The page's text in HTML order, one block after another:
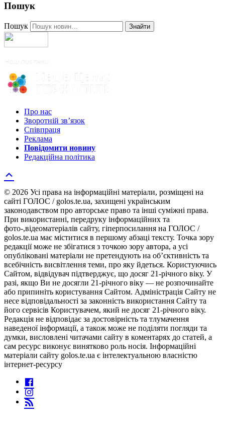
Пошук
Пошук Знайти
Про нас
Зворотній зв’язок
Співпраця
Реклама
Повідомити новину
Редакційна політика
© 2026 Усі права на інформаційні матеріали, розміщені на
сайті ГОЛОС / golos.te.ua, захищені українським
законодавством про авторське право та інші суміжні права.
При використанні, передруку інформаційних та
фото-,відеоматеріалів сайту, гіперпосилання на ГОЛОС /
golos.te.ua має міститися в першому абзаці тексту. Точка зору
редакції може не збігатися з точкою зору автора, а усі
опубліковані матеріали не претендують на об’єктивність та
всебічність висвітлення теми, про яку йдеться. Користуючись
Сайтом, відвідувач підтверджує, що досяг 21-річного віку. У
разі, якщо Ви не досягли 21-річного віку — не розпочинайте
або припиніть користування Сайтом. Адміністрація Сайту не
несе відповідальності за законність використання Сайту та
його сервісів Користувачем, який не досяг 21-річного віку.
Редакція не відповідає за достовірність та тлумачення
наведеної інформації, а також може не поділяти погляди та
думки, висловлені читачами сайту в коментарях до статей, а
сам ресурс виконує винятково роль носія. Інформаційні
матеріали сайту golos.te.ua є інтелектуальною власністю
інтернет-ресурсу